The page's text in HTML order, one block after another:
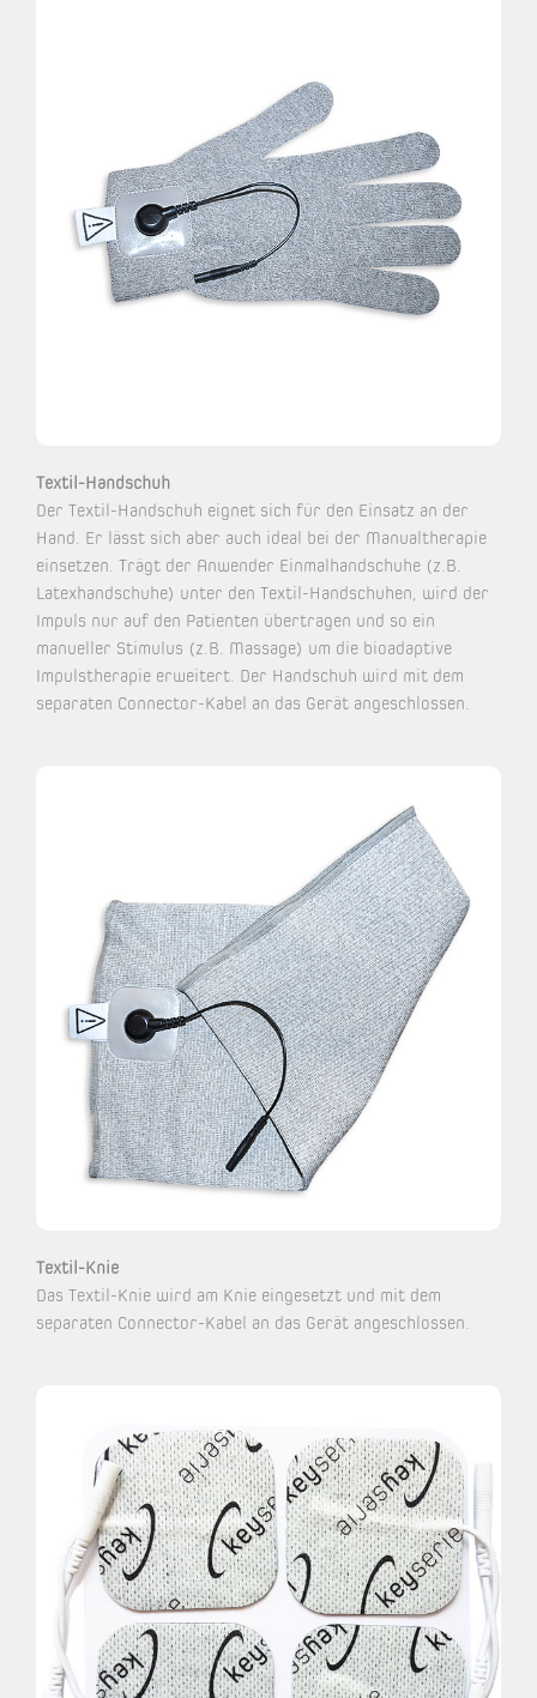
Textil-Handschuh
Der Textil-Handschuh eignet sich für den Einsatz an der
Hand. Er lässt sich aber auch ideal bei der Manualtherapie
einsetzen. Trägt der Anwender Einmalhandschuhe (z.B.
Latexhandschuhe) unter den Textil-Handschuhen, wird der
Impuls nur auf den Patienten übertragen und so ein
manueller Stimulus (z.B. Massage) um die bioadaptive
Impulstherapie erweitert. Der Handschuh wird mit dem
separaten Connector-Kabel an das Gerät angeschlossen.
Textil-Knie
Das Textil-Knie wird am Knie eingesetzt und mit dem
separaten Connector-Kabel an das Gerät angeschlossen.